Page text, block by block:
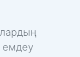
емдеу